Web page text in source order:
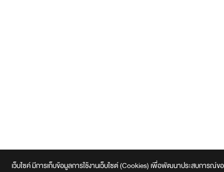
เว็บไซค์ มีการเก็บข้อมูลการใช้งานเว็บไซต์ (Cookies) เพื่อพัฒนาประสบการณ์